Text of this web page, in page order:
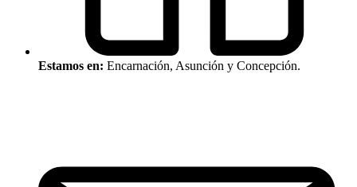
Estamos en: Encarnación, Asunción y Concepción.